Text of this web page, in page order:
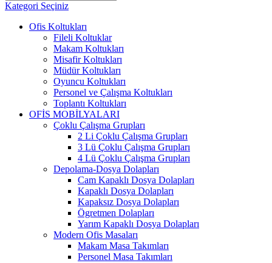
Kategori Seçiniz
Ofis Koltukları
Fileli Koltuklar
Makam Koltukları
Misafir Koltukları
Müdür Koltukları
Oyuncu Koltukları
Personel ve Çalışma Koltukları
Toplantı Koltukları
OFİS MOBİLYALARI
Çoklu Çalışma Grupları
2 Li Çoklu Çalışma Grupları
3 Lü Çoklu Çalışma Grupları
4 Lü Çoklu Çalışma Grupları
Depolama-Dosya Dolapları
Cam Kapaklı Dosya Dolapları
Kapaklı Dosya Dolapları
Kapaksız Dosya Dolapları
Ögretmen Dolapları
Yarım Kapaklı Dosya Dolapları
Modern Ofis Masaları
Makam Masa Takımları
Personel Masa Takımları